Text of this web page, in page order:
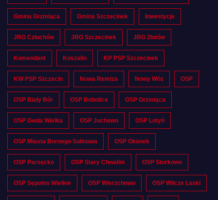
Gmina Grzmiąca Gmina Szczecinek Inwestycje
JRG Człuchów JRG Szczecinek JRG Złotów
Komendant Koszalin KP PSP Szczecinek
KW PSP Szczecin Nowa Remiza Nowy Wóz OSP
OSP Biały Bór OSP Bobolice OSP Grzmiąca
OSP Gwda Wielka OSP Juchowo OSP Lotyń
OSP Miasta Bornego Sulinowa OSP Okonek
OSP Parsęcko OSP Stary Chwalim OSP Storkowo
OSP Sępolno Wielkie OSP Wierzchowo OSP Wilcze Laski